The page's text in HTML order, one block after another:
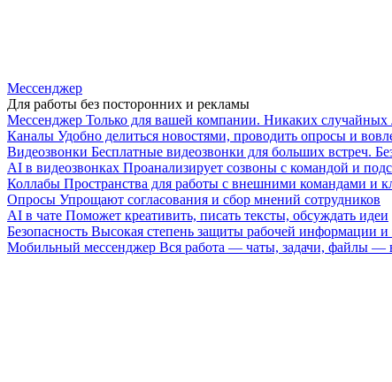
Мессенджер
Для работы без посторонних и рекламы
Мессенджер Только для вашей компании. Никаких случайных
Каналы Удобно делиться новостями, проводить опросы и
Видеозвонки Бесплатные видеозвонки для больших встреч.
AI в видеозвонках Проанализирует созвоны с командой и
Коллабы Пространства для работы с внешними командами и
Опросы Упрощают согласования и сбор мнений сотрудников
AI в чате Поможет креативить, писать тексты, обсуждать идеи
Безопасность Высокая степень защиты рабочей информации
Мобильный мессенджер Вся работа — чаты, задачи, файлы —